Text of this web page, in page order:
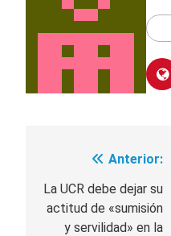
Navegación
de
entradas
Anterior:
La UCR debe dejar su
actitud de «sumisión
y servilidad» en la